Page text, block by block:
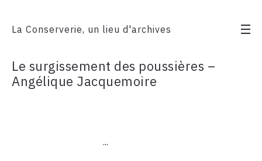
La Conserverie, un lieu d'archives
Le surgissement des poussières –
Angélique Jacquemoire
...